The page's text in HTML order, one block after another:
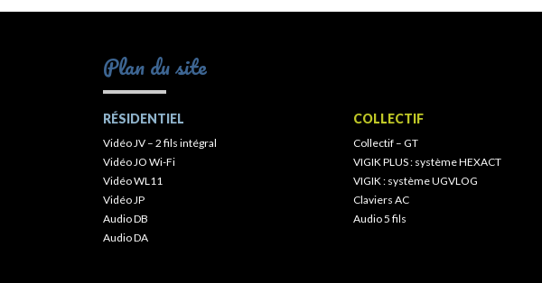
Plan du site
RÉSIDENTIEL
Vidéo JV – 2 fils intégral
Vidéo JO Wi-Fi
Vidéo WL11
Vidéo JP
Audio DB
Audio DA
COLLECTIF
Collectif – GT
VIGIK PLUS : système HEXACT
VIGIK : système UGVLOG
Claviers AC
Audio 5 fils